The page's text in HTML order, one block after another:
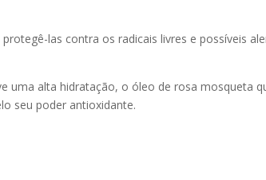
las contra os radicais livres e possíveis
uma alta hidratação, o óleo de rosa mosqueta
seu poder antioxidante.